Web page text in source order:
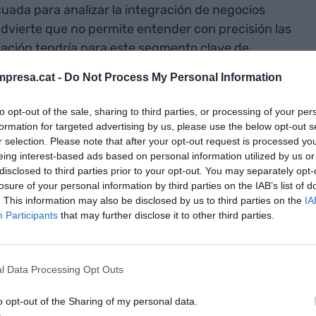
- Do Not Process My Personal Information
opt-out of the sale, sharing to third parties, or processing of your
for targeted advertising by us, please use the below opt-out
selection. Please note that after your opt-out request is processed
interest-based ads based on personal information utilized by us
to third parties prior to your opt-out. You may separately
of your personal information by third parties on the IAB’s list of
This information may also be disclosed by us to third parties on the
Participants that may further disclose it to other third parties.
Data Processing Opt Outs
opt-out of the Sharing of my personal data.
para analizar la integración de negocios
que no permite entender con precisión las
tendría para este segmento clave de
el momento decisivo en el que los accionistas
sobre la aceptación o el rechazo de la oferta del
ese punto, la entidad oferente deberá poner a
información detallada de la operación “de
que —según el Sabadell— todavía no ha hecho.
los precios de cierre actuales, la oferta del
cercana al 7% para los accionistas. Es decir,
un 7% respecto al valor actual de sus acciones.